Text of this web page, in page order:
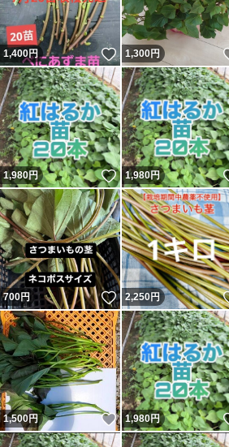
1,400円 いいね！
1,300円
1,980円 いいね！
1,980円
700円 いいね！
2,250円
1,500円 いいね！
1,980円